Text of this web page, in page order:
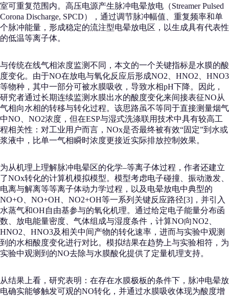
室可重复范围内。高压电源产生脉冲电晕放电（Streamer Pulsed
Corona Discharge, SPCD），通过调节脉冲幅值、重复频率和单
个脉冲能量，形成稳定的流注型电晕放电区，以生成具有代表性
的低温等离子体。
与传统在线气相浓度监测不同，本文的一个关键指标是水膜的酸
度变化。由于NO在放电与氧化反应后形成NO2、HNO2、HNO3
等物种，其中一部分可被水膜吸收，导致水相pH下降。因此，
研究者通过长期连续监测水膜出水的酸度变化来间接表征NO从
气相向水相的转移与转化过程。该思路虽不等同于直接测量烟气
中NO、NO2浓度，但在ESP与湿式洗涤联用技术中具有较高工
程相关性：对工业用户而言，NOx是否最终被有效“固定”到水或
浆液中，比单一气相瞬时浓度更接近实际排放控制效果。
为从机理上理解脉冲电晕区的化学–等离子体过程，作者还建立
了NOx转化的计算机模拟模型。模型考虑电子碰撞、振动激发、
电离与解离等等离子体动力学过程，以及电晕放电中典型的
NO+O、NO+OH、NO2+OH等一系列关键反应路径[3]，并引入
水蒸气和OH自由基参与的氧化机理。通过给定电子能量分布函
数、放电能量密度、气体组成与湿度条件，计算NO向NO2、
HNO2、HNO3及相关中间产物的转化速率，进而与实验中观测
到的水相酸度变化进行对比。模拟结果在趋势上与实验相符，为
实验中观测到的NO去除与水膜酸化提供了定量机理支持。
从结果上看，研究表明：在存在水膜极板的条件下，脉冲电晕放
电确实能够触发可观的NO转化，并通过水膜吸收体现为酸度增